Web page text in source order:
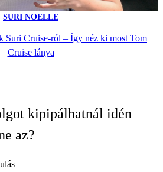
SURI NOELLE
Suri Cruise-ról – Így néz ki most Tom
Cruise lánya
kipipálhatnál idén
az?